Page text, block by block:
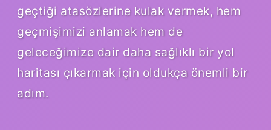
geçtiği atasözlerine kulak vermek, hem
geçmişimizi anlamak hem de
geleceğimize dair daha sağlıklı bir yol
haritası çıkarmak için oldukça önemli bir
adım.